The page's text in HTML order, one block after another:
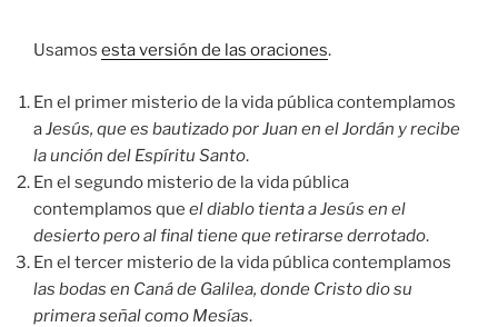
Usamos esta versión de las oraciones.
En el primer misterio de la vida pública contemplamos
aJesús, que es bautizado por Juan en el Jordán y recibe
la unción del Espíritu Santo.
En el segundo misterio de la vida pública
contemplamos que el diablo tienta a Jesús en el
desierto pero al final tiene que retirarse derrotado.
En el tercer misterio de la vida pública contemplamos
las bodas en Caná de Galilea, donde Cristo dio su
primera señal como Mesías.